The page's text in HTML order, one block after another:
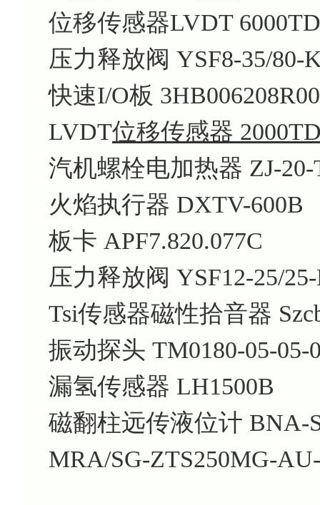
位移传感器LVDT 6000TD
压力释放阀 YSF8-35/80-
快速I/O板
LVDT位移传感器
汽机螺栓电加热器 ZJ-20-
火焰执行器 DXTV-600B
板卡 APF7.820.077C
压力释放阀 YSF12-25/
Tsi传感器磁性拾音器
振动探头 TM0180-05-05-
漏氢传感器 LH1500B
磁翻柱远传液位计 BNA-
MRA/SG-ZTS250MG-